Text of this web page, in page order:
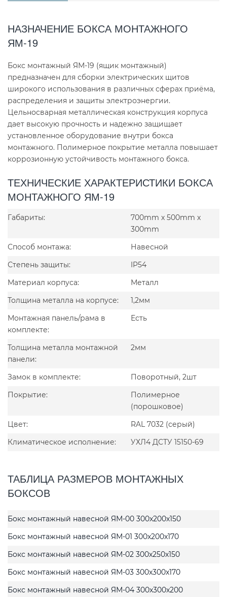
НАЗНАЧЕНИЕ БОКСА МОНТАЖНОГО
ЯМ-19
Бокс монтажный ЯМ-19 (ящик монтажный)
предназначен для сборки электрических щитов
широкого использования в различных сферах приёма,
распределения и защиты электроэнергии.
Цельносварная металлическая конструкция корпуса
дает высокую прочность и надежно защищает
установленное оборудование внутри бокса
монтажного. Полимерное покрытие металла повышает
коррозионную устойчивость монтажного бокса.
ТЕХНИЧЕСКИЕ ХАРАКТЕРИСТИКИ БОКСА
МОНТАЖНОГО ЯМ-19
Габариты:
700mm x 500mm x
300mm
Способ монтажа:
Навесной
Степень защиты:
IP54
Материал корпуса:
Металл
Толщина металла на корпусе:
1,2мм
Монтажная панель/рама в
комплекте:
Есть
Толщина металла монтажной
панели:
2мм
Замок в комплекте:
Поворотный, 2шт
Покрытие:
Полимерное
(порошковое)
Цвет:
RAL 7032 (серый)
Климатическое исполнение:
УХЛ4 ДСТУ 15150-69
ТАБЛИЦА РАЗМЕРОВ МОНТАЖНЫХ
БОКСОВ
Бокс монтажный навесной ЯМ-00 300x200x150
Бокс монтажный навесной ЯМ-01 300x200x170
Бокс монтажный навесной ЯМ-02 300x250x150
Бокс монтажный навесной ЯМ-03 300x300x170
Бокс монтажный навесной ЯМ-04 300x300x200